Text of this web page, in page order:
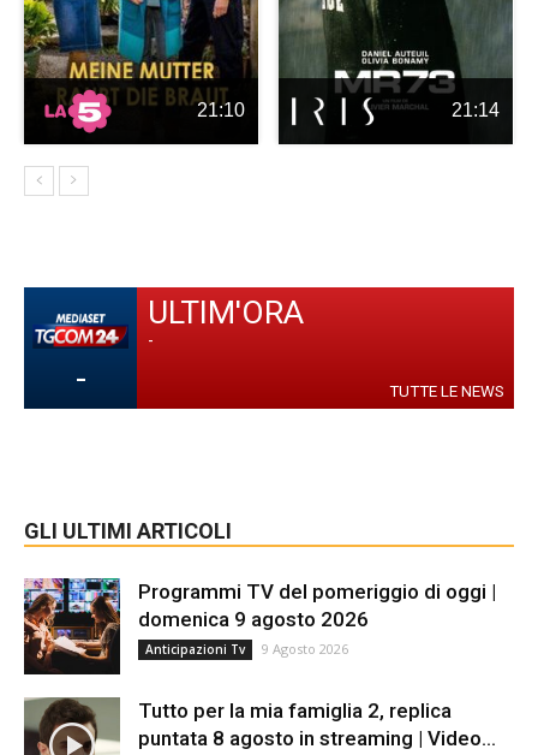
21:10 21:14
-
ULTIM'ORA
-
TUTTE LE NEWS
GLI ULTIMI ARTICOLI
Programmi TV del pomeriggio di oggi |
domenica 9 agosto 2026
Anticipazioni Tv 9 Agosto 2026
Tutto per la mia famiglia 2, replica
puntata 8 agosto in streaming | Video...